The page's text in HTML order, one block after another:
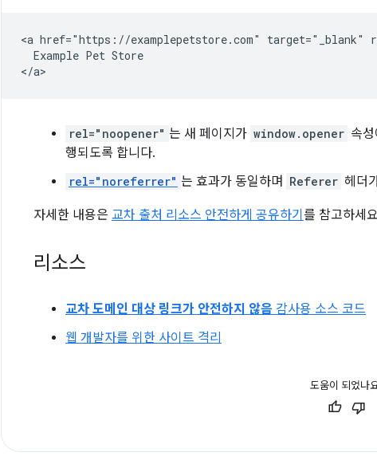
<a href="https://examplepetstore.com" target="_blank"
  Example Pet Store
rel="noopener" 는 새 페이지가 window.opener 속
행되도록 합니다.
rel="noreferrer" 는 효과가 동일하며 Referer 헤더
자세한 내용은 교차 출처 리소스 안전하게 공유하기 를 참고하세
리소스
교차 도메인 대상 링크가 안전하지 않음 감사용 소스 코드
웹 개발자를 위한 사이트 격리
도움이 되었나